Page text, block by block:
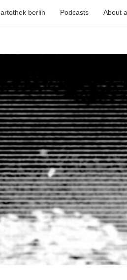
artothek berlin Podcasts About